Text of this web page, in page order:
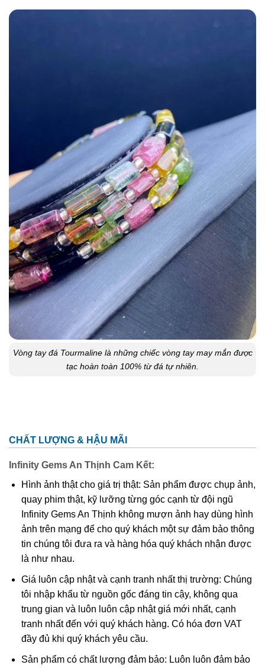
Vòng tay đá Tourmaline là những chiếc vòng tay may mắn được
tạc hoàn toàn 100% từ đá tự nhiên.
CHẤT LƯỢNG & HẬU MÃI
Infinity Gems An Thịnh Cam Kết:
Hình ảnh thật cho giá trị thật: Sản phẩm được chụp ảnh,
quay phim thật, kỹ lưỡng từng góc cạnh từ đội ngũ
Infinity Gems An Thịnh không mượn ảnh hay dùng hình
ảnh trên mạng để cho quý khách một sự đảm bảo thông
tin chúng tôi đưa ra và hàng hóa quý khách nhận được
là như nhau.
Giá luôn cập nhật và cạnh tranh nhất thị trường: Chúng
tôi nhập khẩu từ nguồn gốc đáng tin cậy, không qua
trung gian và luôn luôn cập nhật giá mới nhất, cạnh
tranh nhất đến với quý khách hàng. Có hóa đơn VAT
đầy đủ khi quý khách yêu cầu.
Sản phẩm có chất lượng đảm bảo: Luôn luôn đảm bảo